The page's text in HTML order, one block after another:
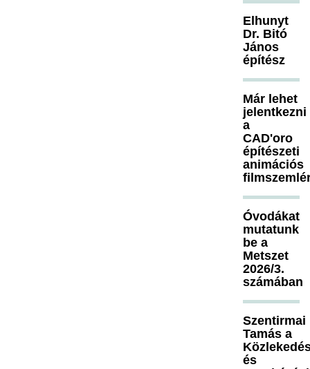
Elhunyt
Dr. Bitó
János
építész
Már lehet
jelentkezni
a
CAD'oro
építészeti
animációs
Óvodákat
mutatunk
be a
Metszet
2026/3.
számában
Szentirmai
Tamás a
és